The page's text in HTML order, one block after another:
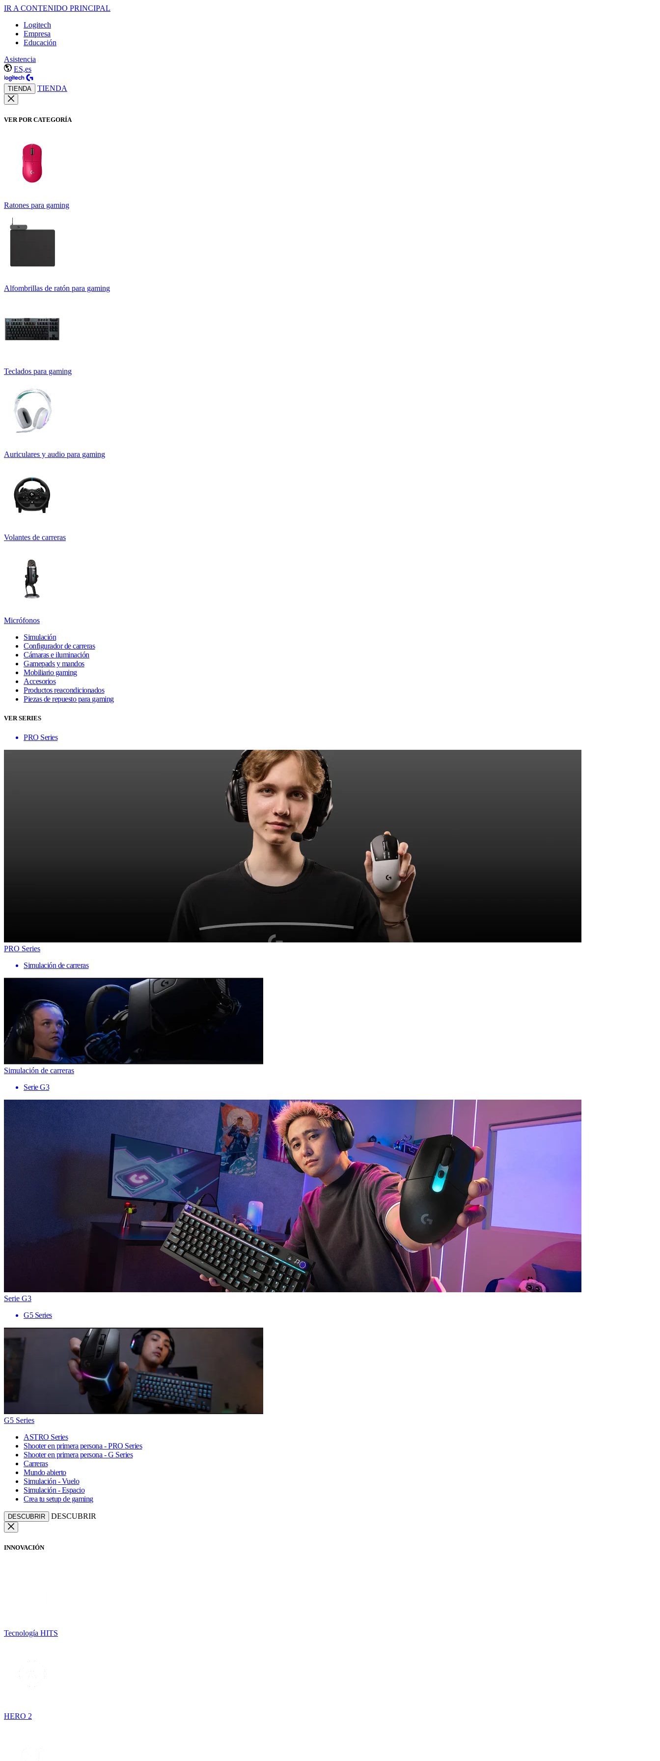
IR A CONTENIDO PRINCIPAL
Logitech
Empresa
Educación
Asistencia
ES,es
TIENDA TIENDA
VER POR CATEGORÍA
Ratones para gaming
Alfombrillas de ratón para gaming
Teclados para gaming
Auriculares y audio para gaming
Volantes de carreras
Micrófonos
Simulación
Configurador de carreras
Cámaras e iluminación
Gamepads y mandos
Mobiliario gaming
Accesorios
Productos reacondicionados
Piezas de repuesto para gaming
VER SERIES
PRO Series
PRO Series
Simulación de carreras
Simulación de carreras
Serie G3
Serie G3
G5 Series
G5 Series
ASTRO Series
Shooter en primera persona - PRO Series
Shooter en primera persona - G Series
Carreras
Mundo abierto
Simulación - Vuelo
Simulación - Espacio
Crea tu setup de gaming
DESCUBRIR DESCUBRIR
INNOVACIÓN
Tecnología HITS
HERO 2